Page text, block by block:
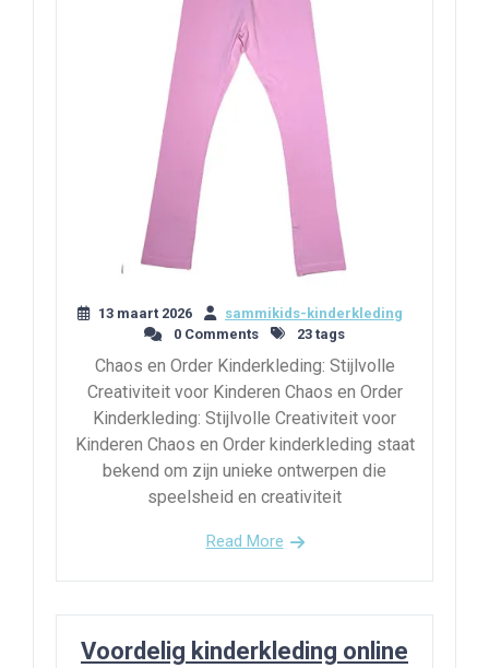
13 maart 2026
sammikids-kinderkleding
0 Comments
23 tags
Chaos en Order Kinderkleding: Stijlvolle
Creativiteit voor Kinderen Chaos en Order
Kinderkleding: Stijlvolle Creativiteit voor
Kinderen Chaos en Order kinderkleding staat
bekend om zijn unieke ontwerpen die
speelsheid en creativiteit
Read More
Voordelig kinderkleding online